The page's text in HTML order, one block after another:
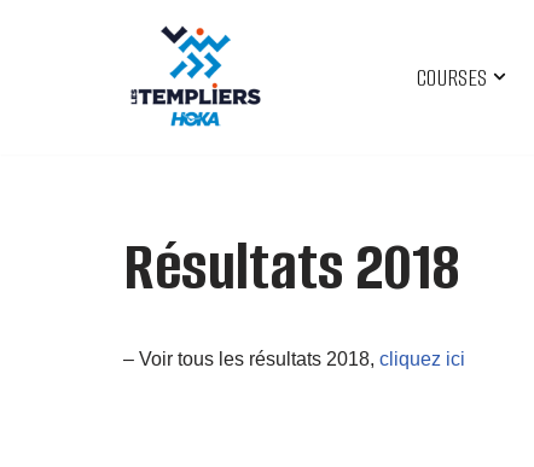
COURSES
Résultats 2018
– Voir tous les résultats 2018, cliquez ici